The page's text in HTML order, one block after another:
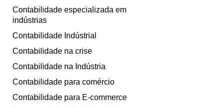
Contabilidade especializada em
indústrias
Contabilidade Indústrial
Contabilidade na crise
Contabilidade na Indústria
Contabilidade para comércio
Contabilidade para E-commerce